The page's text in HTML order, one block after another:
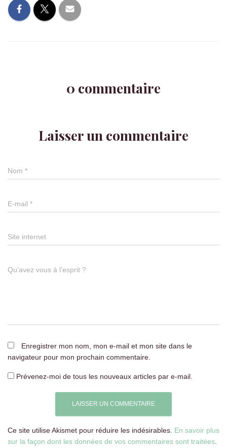
0 commentaire
Laisser un commentaire
Nom *
E-mail *
Site internet
Qu’avez vous à l’esprit ?
Enregistrer mon nom, mon e-mail et mon site dans le
navigateur pour mon prochain commentaire.
Prévenez-moi de tous les nouveaux articles par e-mail.
Ce site utilise Akismet pour réduire les indésirables. En savoir plus
sur la façon dont les données de vos commentaires sont traitées